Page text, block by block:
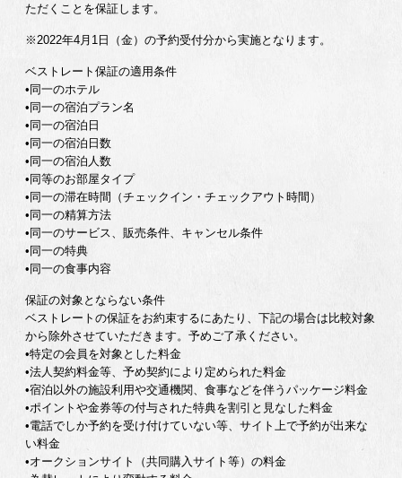
ただくことを保証します。
※2022年4月1日（金）の予約受付分から実施となります。
ベストレート保証の適用条件
•同一のホテル
•同一の宿泊プラン名
•同一の宿泊日
•同一の宿泊日数
•同一の宿泊人数
•同等のお部屋タイプ
•同一の滞在時間（チェックイン・チェックアウト時間）
•同一の精算方法
•同一のサービス、販売条件、キャンセル条件
•同一の特典
•同一の食事内容
保証の対象とならない条件
ベストレートの保証をお約束するにあたり、下記の場合は比較対象
から除外させていただきます。予めご了承ください。
•特定の会員を対象とした料金
•法人契約料金等、予め契約により定められた料金
•宿泊以外の施設利用や交通機関、食事などを伴うパッケージ料金
•ポイントや金券等の付与された特典を割引と見なした料金
•電話でしか予約を受け付けていない等、サイト上で予約が出来な
い料金
•オークションサイト（共同購入サイト等）の料金